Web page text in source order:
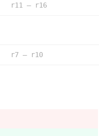
r11 – r16
r7 – r10